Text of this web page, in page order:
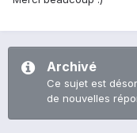
Archivé
Ce sujet est
de nouvelles